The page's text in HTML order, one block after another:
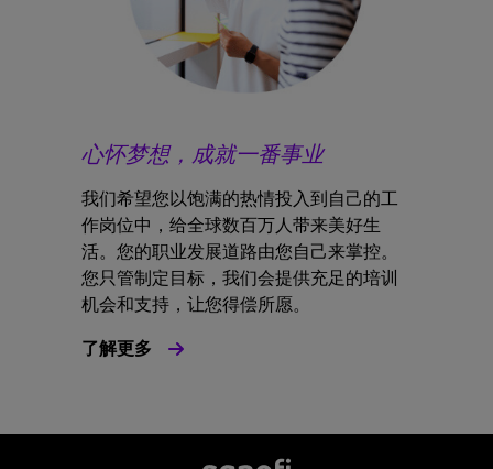
心怀梦想，成就一番事业
我们希望您以饱满的热情投入到自己的工
作岗位中，给全球数百万人带来美好生
活。您的职业发展道路由您自己来掌控。
您只管制定目标，我们会提供充足的培训
机会和支持，让您得偿所愿。
了解更多